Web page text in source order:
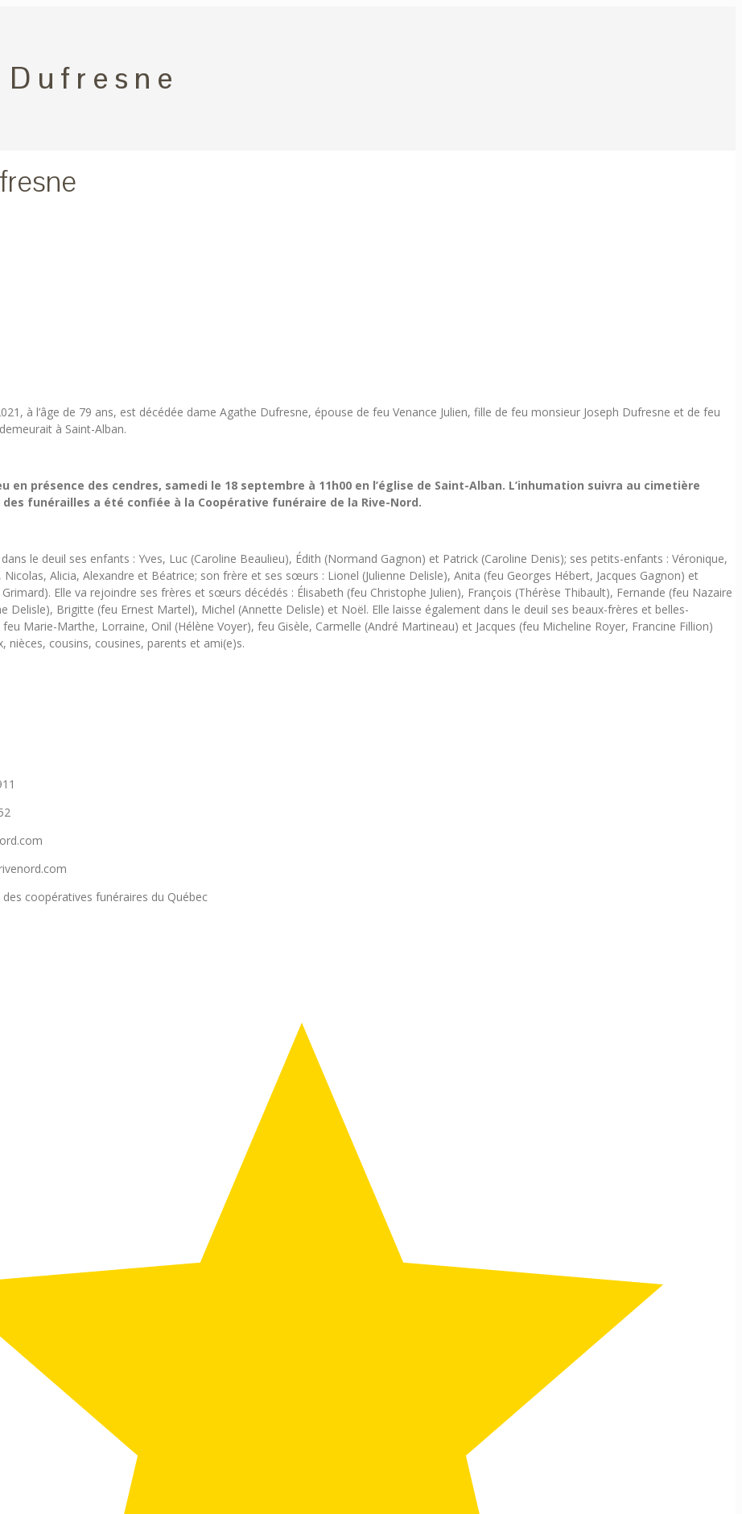
à l’âge de 79 ans, est décédée dame Agathe Dufresne, épouse de feu Venance Julien, fille de feu monsieur Joseph Dufresne et de feu
à Saint-Alban.
en présence des cendres, samedi le 18 septembre à 11h00 en l’église de Saint-Alban. L’inhumation suivra au cimetière
funérailles a été confiée à la Coopérative funéraire de la Rive-Nord.
le deuil ses enfants : Yves, Luc (Caroline Beaulieu), Édith (Normand Gagnon) et Patrick (Caroline Denis); ses petits-enfants : Véronique,
Nicolas, Alicia, Alexandre et Béatrice; son frère et ses sœurs : Lionel (Julienne Delisle), Anita (feu Georges Hébert, Jacques Gagnon) et
Elle va rejoindre ses frères et sœurs décédés : Élisabeth (feu Christophe Julien), François (Thérèse Thibault), Fernande (feu Nazaire
Delisle), Brigitte (feu Ernest Martel), Michel (Annette Delisle) et Noël. Elle laisse également dans le deuil ses beaux-frères et belles-
Marie-Marthe, Lorraine, Onil (Hélène Voyer), feu Gisèle, Carmelle (André Martineau) et Jacques (feu Micheline Royer, Francine Fillion)
nièces, cousins, cousines, parents et ami(e)s.
coopératives funéraires du Québec